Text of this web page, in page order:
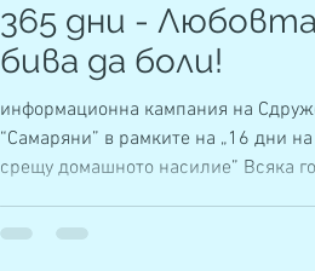
365 дни -
бива да боли!
информационна кампания на
“Самаряни” в рамките на „16 дни
срещу домашното насилие” Всяка